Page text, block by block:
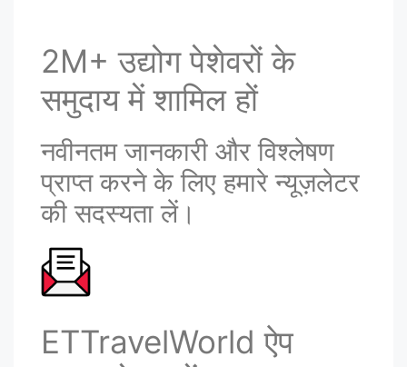
2M+ उद्योग पेशेवरों के
समुदाय में शामिल हों
नवीनतम जानकारी और विश्लेषण
प्राप्त करने के लिए हमारे न्यूज़लेटर
की सदस्यता लें।
ETTravelWorld ऐप